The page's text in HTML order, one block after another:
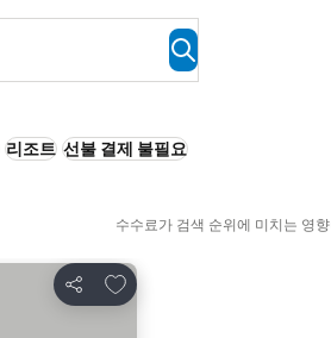
리조트 선불 결제 불필요
수수료가 검색 순위에 미치는 영향
공유
즐겨찾기에 추가